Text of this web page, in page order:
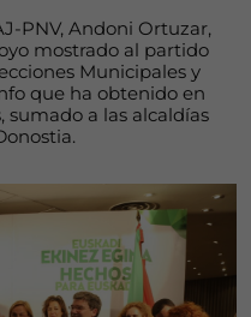
PNV, Andoni Ortuzar,
mostrado al partido
Municipales y
que ha obtenido en
sumado a las alcaldías